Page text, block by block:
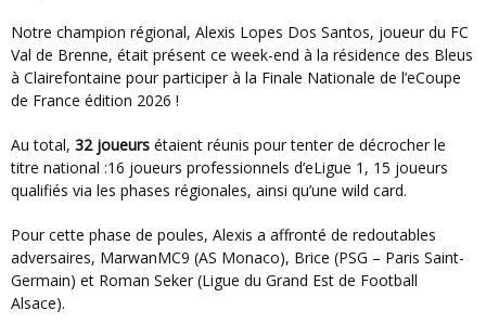
Notre champion régional, Alexis Lopes Dos Santos, joueur du FC
Val de Brenne, était présent ce week-end à la résidence des Bleus
à Clairefontaine pour participer à la Finale Nationale de l’eCoupe
de France édition 2026 !
Au total, 32 joueurs étaient réunis pour tenter de décrocher le
titre national :16 joueurs professionnels d’eLigue 1, 15 joueurs
qualifiés via les phases régionales, ainsi qu’une wild card.
Pour cette phase de poules, Alexis a affronté de redoutables
adversaires, MarwanMC9 (AS Monaco), Brice (PSG – Paris Saint-
Germain) et Roman Seker (Ligue du Grand Est de Football
Alsace).